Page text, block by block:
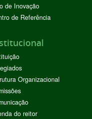
de Inovação
de Referência
Organizacional
do reitor